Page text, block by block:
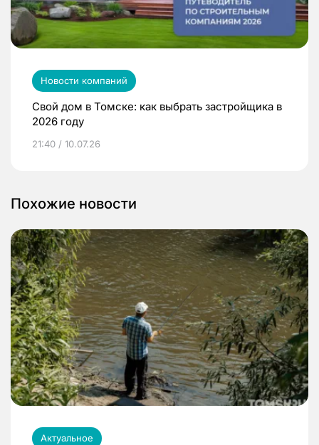
Новости компаний
Свой дом в Томске: как выбрать застройщика в
2026 году
21:40 / 10.07.26
Похожие новости
Актуальное